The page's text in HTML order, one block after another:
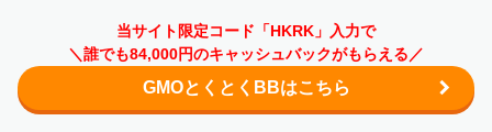
当サイト限定コード「HKRK」入力で
＼誰でも84,000円のキャッシュバックがもらえる／
GMOとくとくBBはこちら